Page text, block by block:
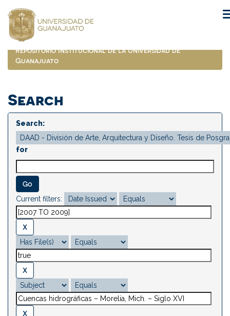
navigation
Repositorio Institucional de la Universidad de
Guanajuato
Search
Search:
for
Current filters: